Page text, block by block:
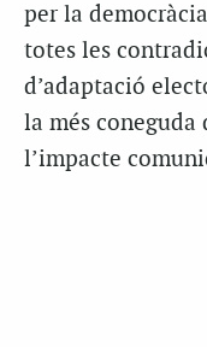
per la
totes les
d’adaptació
la més coneguda
l’impacte